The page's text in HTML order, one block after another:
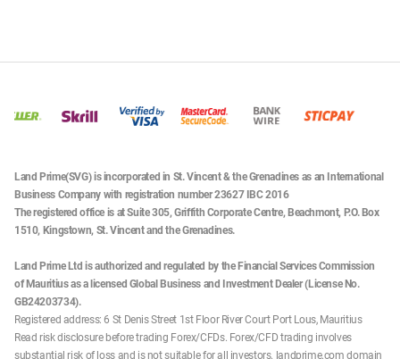
Land Prime(SVG) is incorporated in St. Vincent & the Grenadines as an International
Business Company with registration number 23627 IBC 2016
The registered office is at Suite 305, Griffith Corporate Centre, Beachmont, P.O. Box
1510, Kingstown, St. Vincent and the Grenadines.
Land Prime Ltd is authorized and regulated by the Financial Services Commission
of Mauritius as a licensed Global Business and Investment Dealer (License No.
GB24203734).
Registered address: 6 St Denis Street 1st Floor River Court Port Lous, Mauritius
Read risk disclosure before trading Forex/CFDs. Forex/CFD trading involves
substantial risk of loss and is not suitable for all investors. landprime.com domain